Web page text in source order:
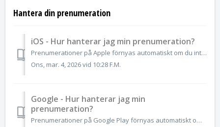
Hantera din prenumeration
iOS - Hur hanterar jag min prenumeration?
Prenumerationer på Apple förnyas automatiskt om du inte avslutar prenumerationen. Om du inte längre vill ha prenumerationen på någon app kan du när som hels...
Ons, mar. 4, 2026 vid 10:28 F.M.
Google - Hur hanterar jag min
prenumeration?
Prenumerationer på Google Play förnyas automatiskt om du inte avslutar prenumerationen. Om du inte längre vill ha prenumerationen på någon app kan du när so...